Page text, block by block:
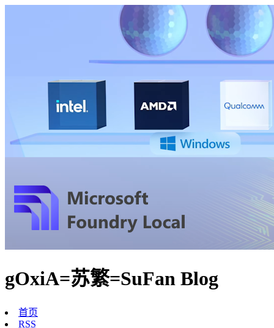
gOxiA=苏繁=SuFan Blog
首页
RSS